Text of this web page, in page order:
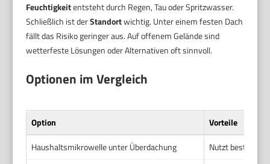
Feuchtigkeitentsteht durch Regen, Tau oder Spritzwasser.
Schließlich ist derStandortwichtig. Unter einem festen Dach
fällt das Risiko geringer aus. Auf offenem Gelände sind
wetterfeste Lösungen oder Alternativen oft sinnvoll.
Optionen im Vergleich
Option
Vorteile
Haushaltsmikrowelle unter Überdachung
Nutzt